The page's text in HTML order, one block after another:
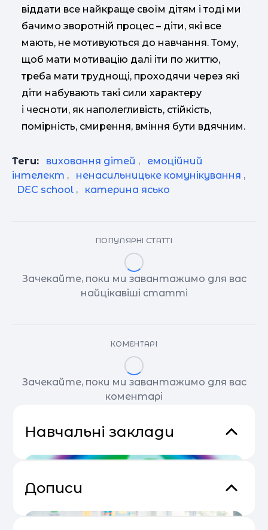
віддати все найкраще своїм дітям і тоді ми
бачимо зворотній процес – діти, які все
мають, не мотивуються до навчання. Тому,
щоб мати мотивацію далі іти по життю,
треба мати труднощі, проходячи через які
діти набувають такі сили характеру
і чесноти, як наполегливість, стійкість,
помірність, смирення, вміння бути вдячним.
Теги: виховання дітей ,
емоційний
інтелект , ненасильницьке комунікування ,
DEC school , катерина ясько
ПОПУЛЯРНІ СТАТТІ
Зачекайте, поки ми завантажимо для вас
найцікавіші статті
КОМЕНТАРІ
Зачекайте, поки ми завантажимо для вас
коментарі
Навчальні заклади
Дописи